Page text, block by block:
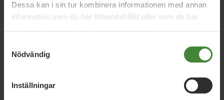
Dessa kan i sin tur kombinera informationen med annan
information som du har tillhandahållit eller som de har
Nödvändig
Inställningar